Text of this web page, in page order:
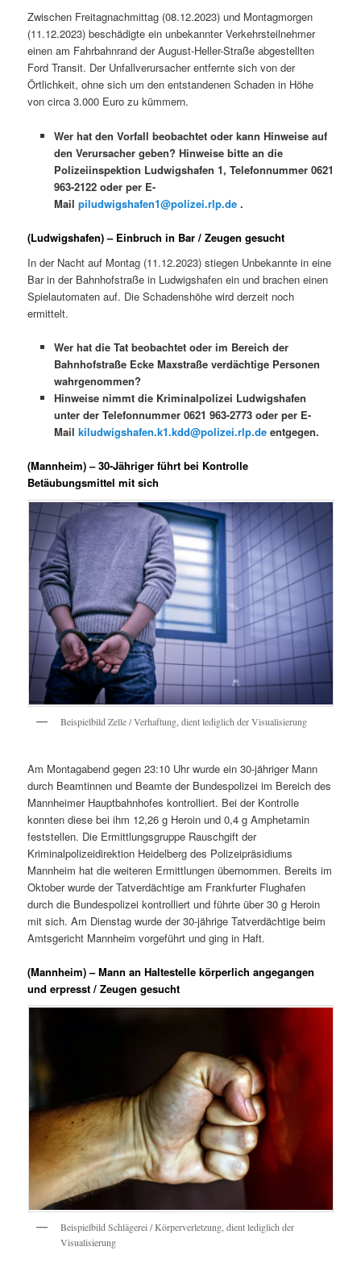
Zwischen Freitagnachmittag (08.12.2023) und Montagmorgen
(11.12.2023) beschädigte ein unbekannter Verkehrsteilnehmer
einen am Fahrbahnrand der August-Heller-Straße abgestellten
Ford Transit. Der Unfallverursacher entfernte sich von der
Örtlichkeit, ohne sich um den entstandenen Schaden in Höhe
von circa 3.000 Euro zu kümmern.
Wer hat den Vorfall beobachtet oder kann Hinweise auf
den Verursacher geben? Hinweise bitte an die
Polizeiinspektion Ludwigshafen 1, Telefonnummer 0621
963-2122 oder per E-
Mail piludwigshafen1@polizei.rlp.de.
(Ludwigshafen) – Einbruch in Bar / Zeugen gesucht
In der Nacht auf Montag (11.12.2023) stiegen Unbekannte in eine
Bar in der Bahnhofstraße in Ludwigshafen ein und brachen einen
Spielautomaten auf. Die Schadenshöhe wird derzeit noch
ermittelt.
Wer hat die Tat beobachtet oder im Bereich der
Bahnhofstraße Ecke Maxstraße verdächtige Personen
wahrgenommen?
Hinweise nimmt die Kriminalpolizei Ludwigshafen
unter der Telefonnummer 0621 963-2773 oder per E-
Mail kiludwigshafen.k1.kdd@polizei.rlp.deentgegen.
(Mannheim) – 30-Jähriger führt bei Kontrolle
Betäubungsmittel mit sich
Beispielbild Zelle / Verhaftung, dient lediglich der Visualisierung
Am Montagabend gegen 23:10 Uhr wurde ein 30-jähriger Mann
durch Beamtinnen und Beamte der Bundespolizei im Bereich des
Mannheimer Hauptbahnhofes kontrolliert. Bei der Kontrolle
konnten diese bei ihm 12,26 g Heroin und 0,4 g Amphetamin
feststellen. Die Ermittlungsgruppe Rauschgift der
Kriminalpolizeidirektion Heidelberg des Polizeipräsidiums
Mannheim hat die weiteren Ermittlungen übernommen. Bereits im
Oktober wurde der Tatverdächtige am Frankfurter Flughafen
durch die Bundespolizei kontrolliert und führte über 30 g Heroin
mit sich. Am Dienstag wurde der 30-jährige Tatverdächtige beim
Amtsgericht Mannheim vorgeführt und ging in Haft.
(Mannheim) – Mann an Haltestelle körperlich angegangen
und erpresst / Zeugen gesucht
Beispielbild Schlägerei / Körperverletzung, dient lediglich der
Visualisierung